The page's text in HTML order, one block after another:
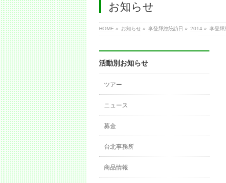
お知らせ
HOME » お知らせ » 李登輝総統訪日 » 2014 » 李登輝
活動別お知らせ
ツアー
ニュース
募金
台北事務所
商品情報